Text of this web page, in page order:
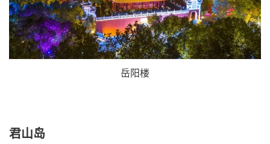
岳阳楼
君山岛